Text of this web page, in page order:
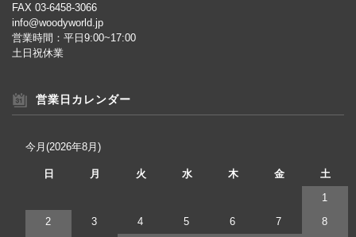
FAX 03-6458-3066
info@woodyworld.jp
営業時間：平日9:00~17:00
土日祝休業
営業日カレンダー
今月(2026年8月)
日 月 火 水 木 金
土
1
2
3 4 5 6 7 8